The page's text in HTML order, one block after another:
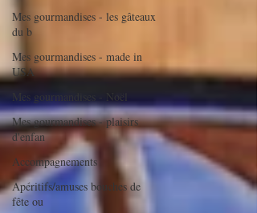
Mes gourmandises - les gâteaux
du b
Mes gourmandises - made in
USA
Mes gourmandises - Noël
Mes gourmandises - plaisirs
d'enfan
Accompagnements
Apéritifs/amuses bouches de
fête ou